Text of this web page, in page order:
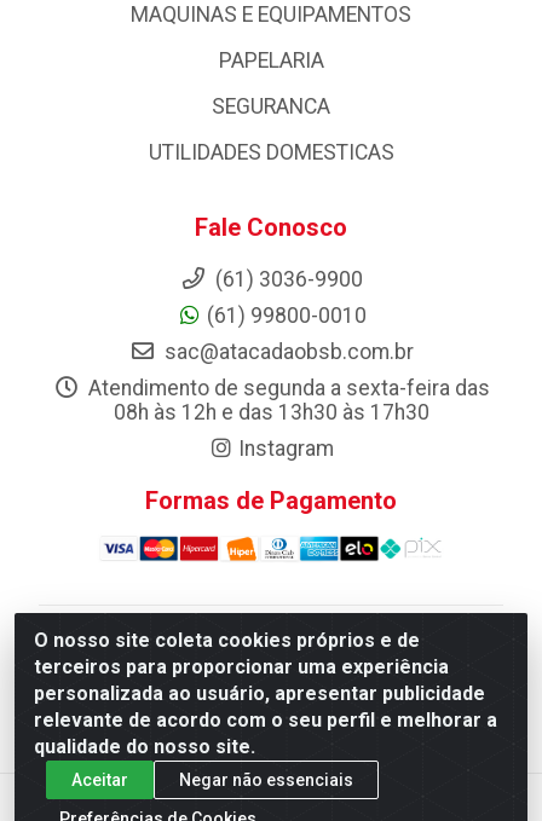
O nosso site coleta cookies próprios e de
terceiros para proporcionar uma experiência
personalizada ao usuário, apresentar publicidade
relevante de acordo com o seu perfil e melhorar a
qualidade do nosso site.
Aceitar
Negar não essenciais
MAQUINAS E EQUIPAMENTOS
PAPELARIA
SEGURANCA
UTILIDADES DOMESTICAS
Fale Conosco
(61) 3036-9900
(61) 99800-0010
sac@atacadaobsb.com.br
Atendimento de segunda a sexta-feira das
08h às 12h e das 13h30 às 17h30
Instagram
Formas de Pagamento
Atacadao da Limpeza F. Pereira Queiroz Comercio e
Distribuicao LTDA - Quadra Qi 10 Lotes 39 e, 41 - Setor
Industrial (Taguatinga), Brasília/DF - CEP 72.135-100 -
CNPJ 13.184.675/0001-80